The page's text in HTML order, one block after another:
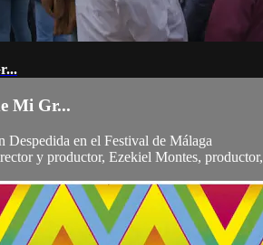
Mi Gr...
Despedida en el Festival de Málaga
y productor, Ezekiel Montes,